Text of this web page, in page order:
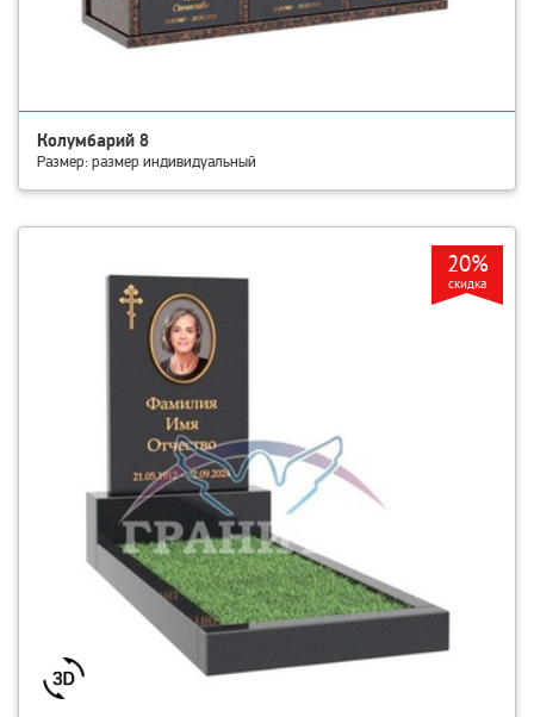
Колумбарий 8
Размер: размер индивидуальный
смотреть детали Памятник МЕ-0 Месторождение: КАРЕЛИЯ
20%
скидка